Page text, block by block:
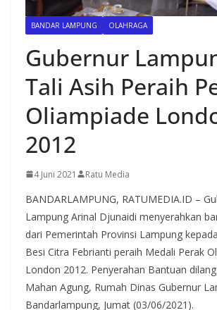
BANDAR LAMPUNG OLAHRAGA
Gubernur
Tali Asih Peraih
Oliampiade
2012
4 Juni 2021 Ratu Media
BANDARLAMPUNG, RATUMEDIA.ID –
Lampung Arinal Djunaidi menyerahkan
dari Pemerintah Provinsi Lampung
Besi Citra Febrianti peraih Medali Perak
London 2012. Penyerahan Bantuan
Mahan Agung, Rumah Dinas Gubernur
Bandarlampung, Jumat (03/06/2021).